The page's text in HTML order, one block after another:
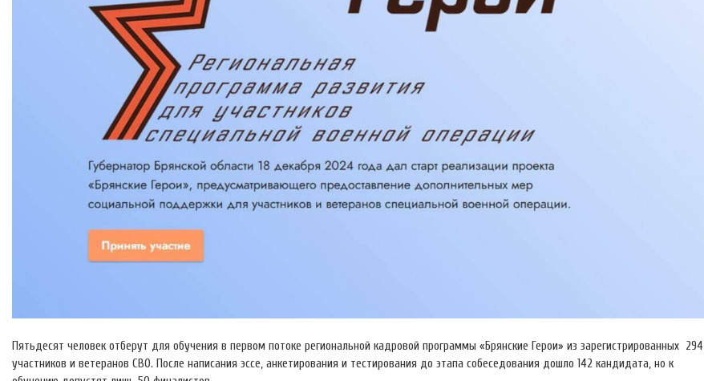
Пятьдесят человек отберут для обучения в первом потоке региональной кадровой программы «Брянские Герои» из зарегистрированных 294
участников и ветеранов СВО. После написания эссе, анкетирования и тестирования до этапа собеседования дошло 142 кандидата, но к